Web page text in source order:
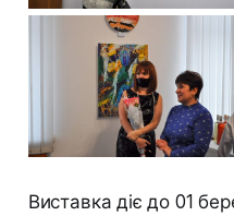
Виставка діє до 01